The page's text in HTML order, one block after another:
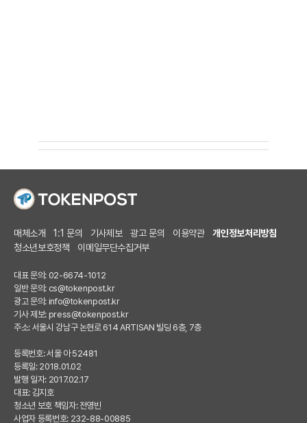
매체소개 1:1 문의 기사제보 광고 문의 이용약관
개인정보처리방침
청소년보호정책
이메일무단수집거부
대표 문의: 02-6674-1012
일반 문의: cs@tokenpost.kr
광고 문의: info@tokenpost.kr
기사 제보: press@tokenpost.kr
주소: 서울시 강남구 논현로 614 ARTISAN 빌딩 6층, 7층
등록번호: 서울 아 52481
등록일: 2018.01.02
발행 일자: 2017.02.17
대표: 김지호
청소년 보호 책임자: 전영빈
사업자 등록번호: 232-88-00885